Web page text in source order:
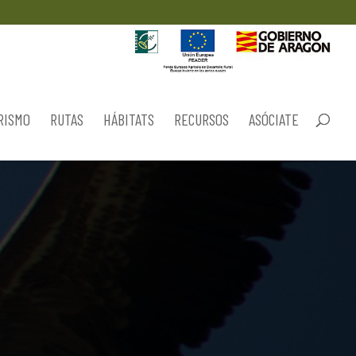
RUTAS HÁBITATS RECURSOS ASÓCIATE